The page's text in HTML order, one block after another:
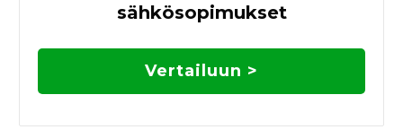
sähkösopimukset
Vertailuun >